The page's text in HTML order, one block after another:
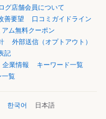
グ店舗会員について
善要望
口コミガイドライン
ム無料クーポン
外部送信（オプトアウト）
記
企業情報
キーワード一覧
一覧
한국어 日本語